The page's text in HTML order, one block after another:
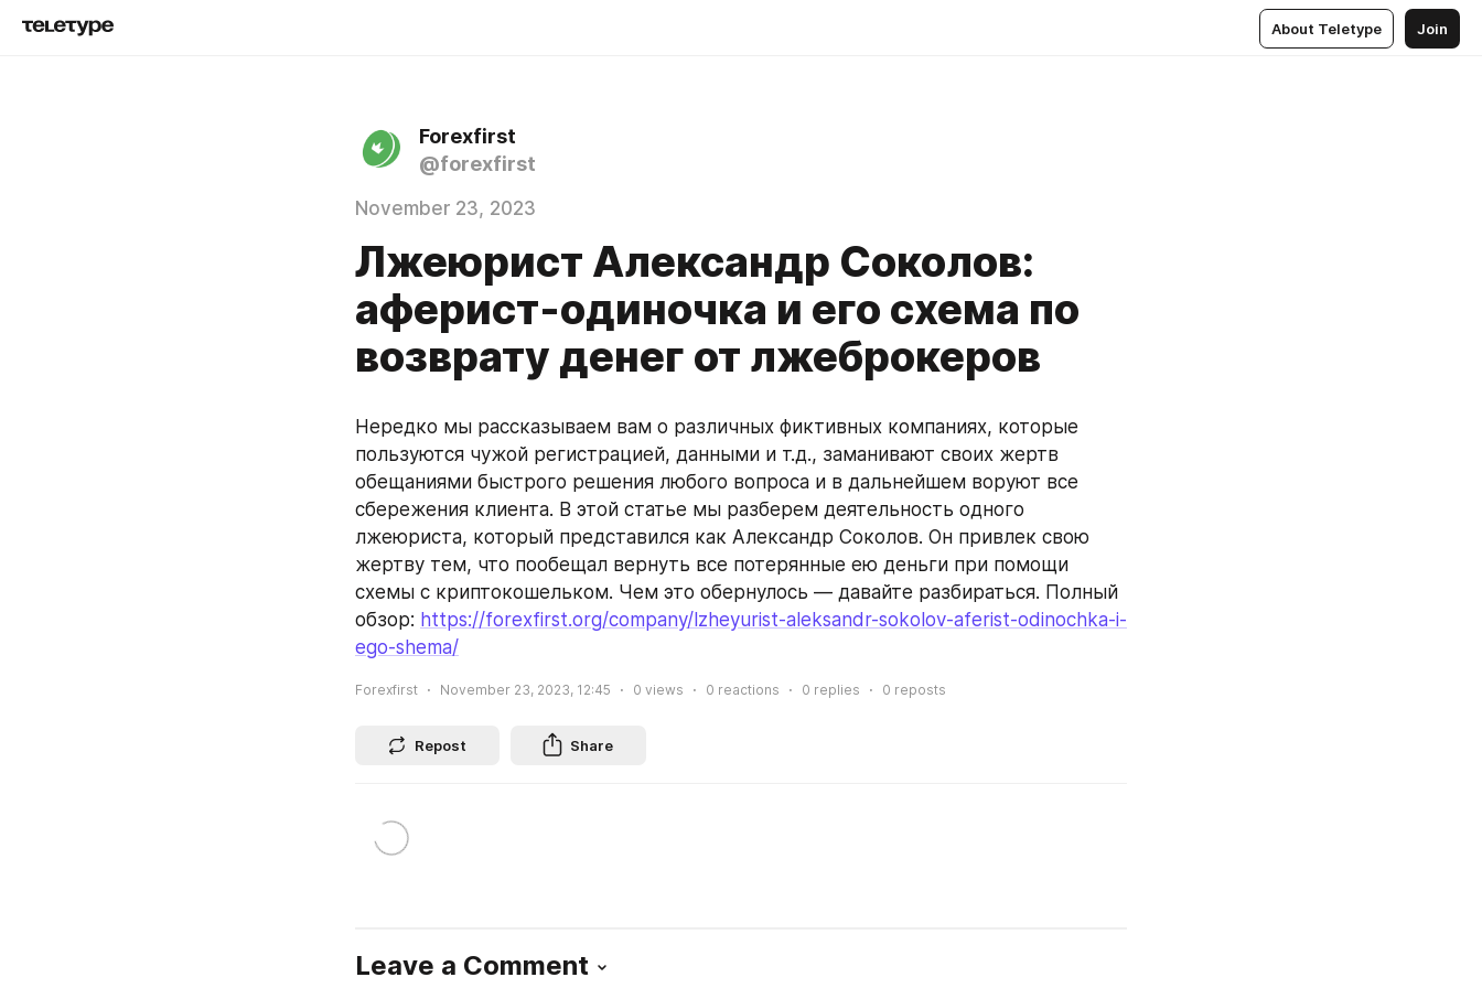
About Teletype Join
Forexfirst
@forexfirst
November 23, 2023
Лжеюрист Александр Соколов:
аферист-одиночка и его схема по
возврату денег от лжеброкеров
Нередко мы рассказываем вам о различных фиктивных компаниях, которые
пользуются чужой регистрацией, данными и т.д., заманивают своих жертв
обещаниями быстрого решения любого вопроса и в дальнейшем воруют все
сбережения клиента. В этой статье мы разберем деятельность одного
лжеюриста, который представился как Александр Соколов. Он привлек свою
жертву тем, что пообещал вернуть все потерянные ею деньги при помощи
схемы с криптокошельком. Чем это обернулось — давайте разбираться. Полный
обзор: https://forexfirst.org/company/lzheyurist-aleksandr-sokolov-aferist-odinochka-i-
ego-shema/
Forexfirst November 23, 2023, 12:45 0 views 0 reactions 0 replies 0 reposts
Repost Share
Leave a Comment